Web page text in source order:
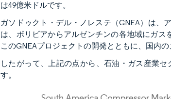
は49億米ドルです。
ガソドゥクト・デル・ノレステ（GNEA）は、
は、ボリビアからアルゼンチンの各地域にガス
このGNEAプロジェクトの開発とともに、国内
したがって、上記の点から、石油・ガス産業
す。